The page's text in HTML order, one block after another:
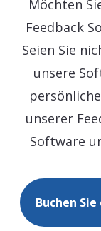
Möchten
Feedback
Seien Sie
unsere
unserer
Software
Buchen